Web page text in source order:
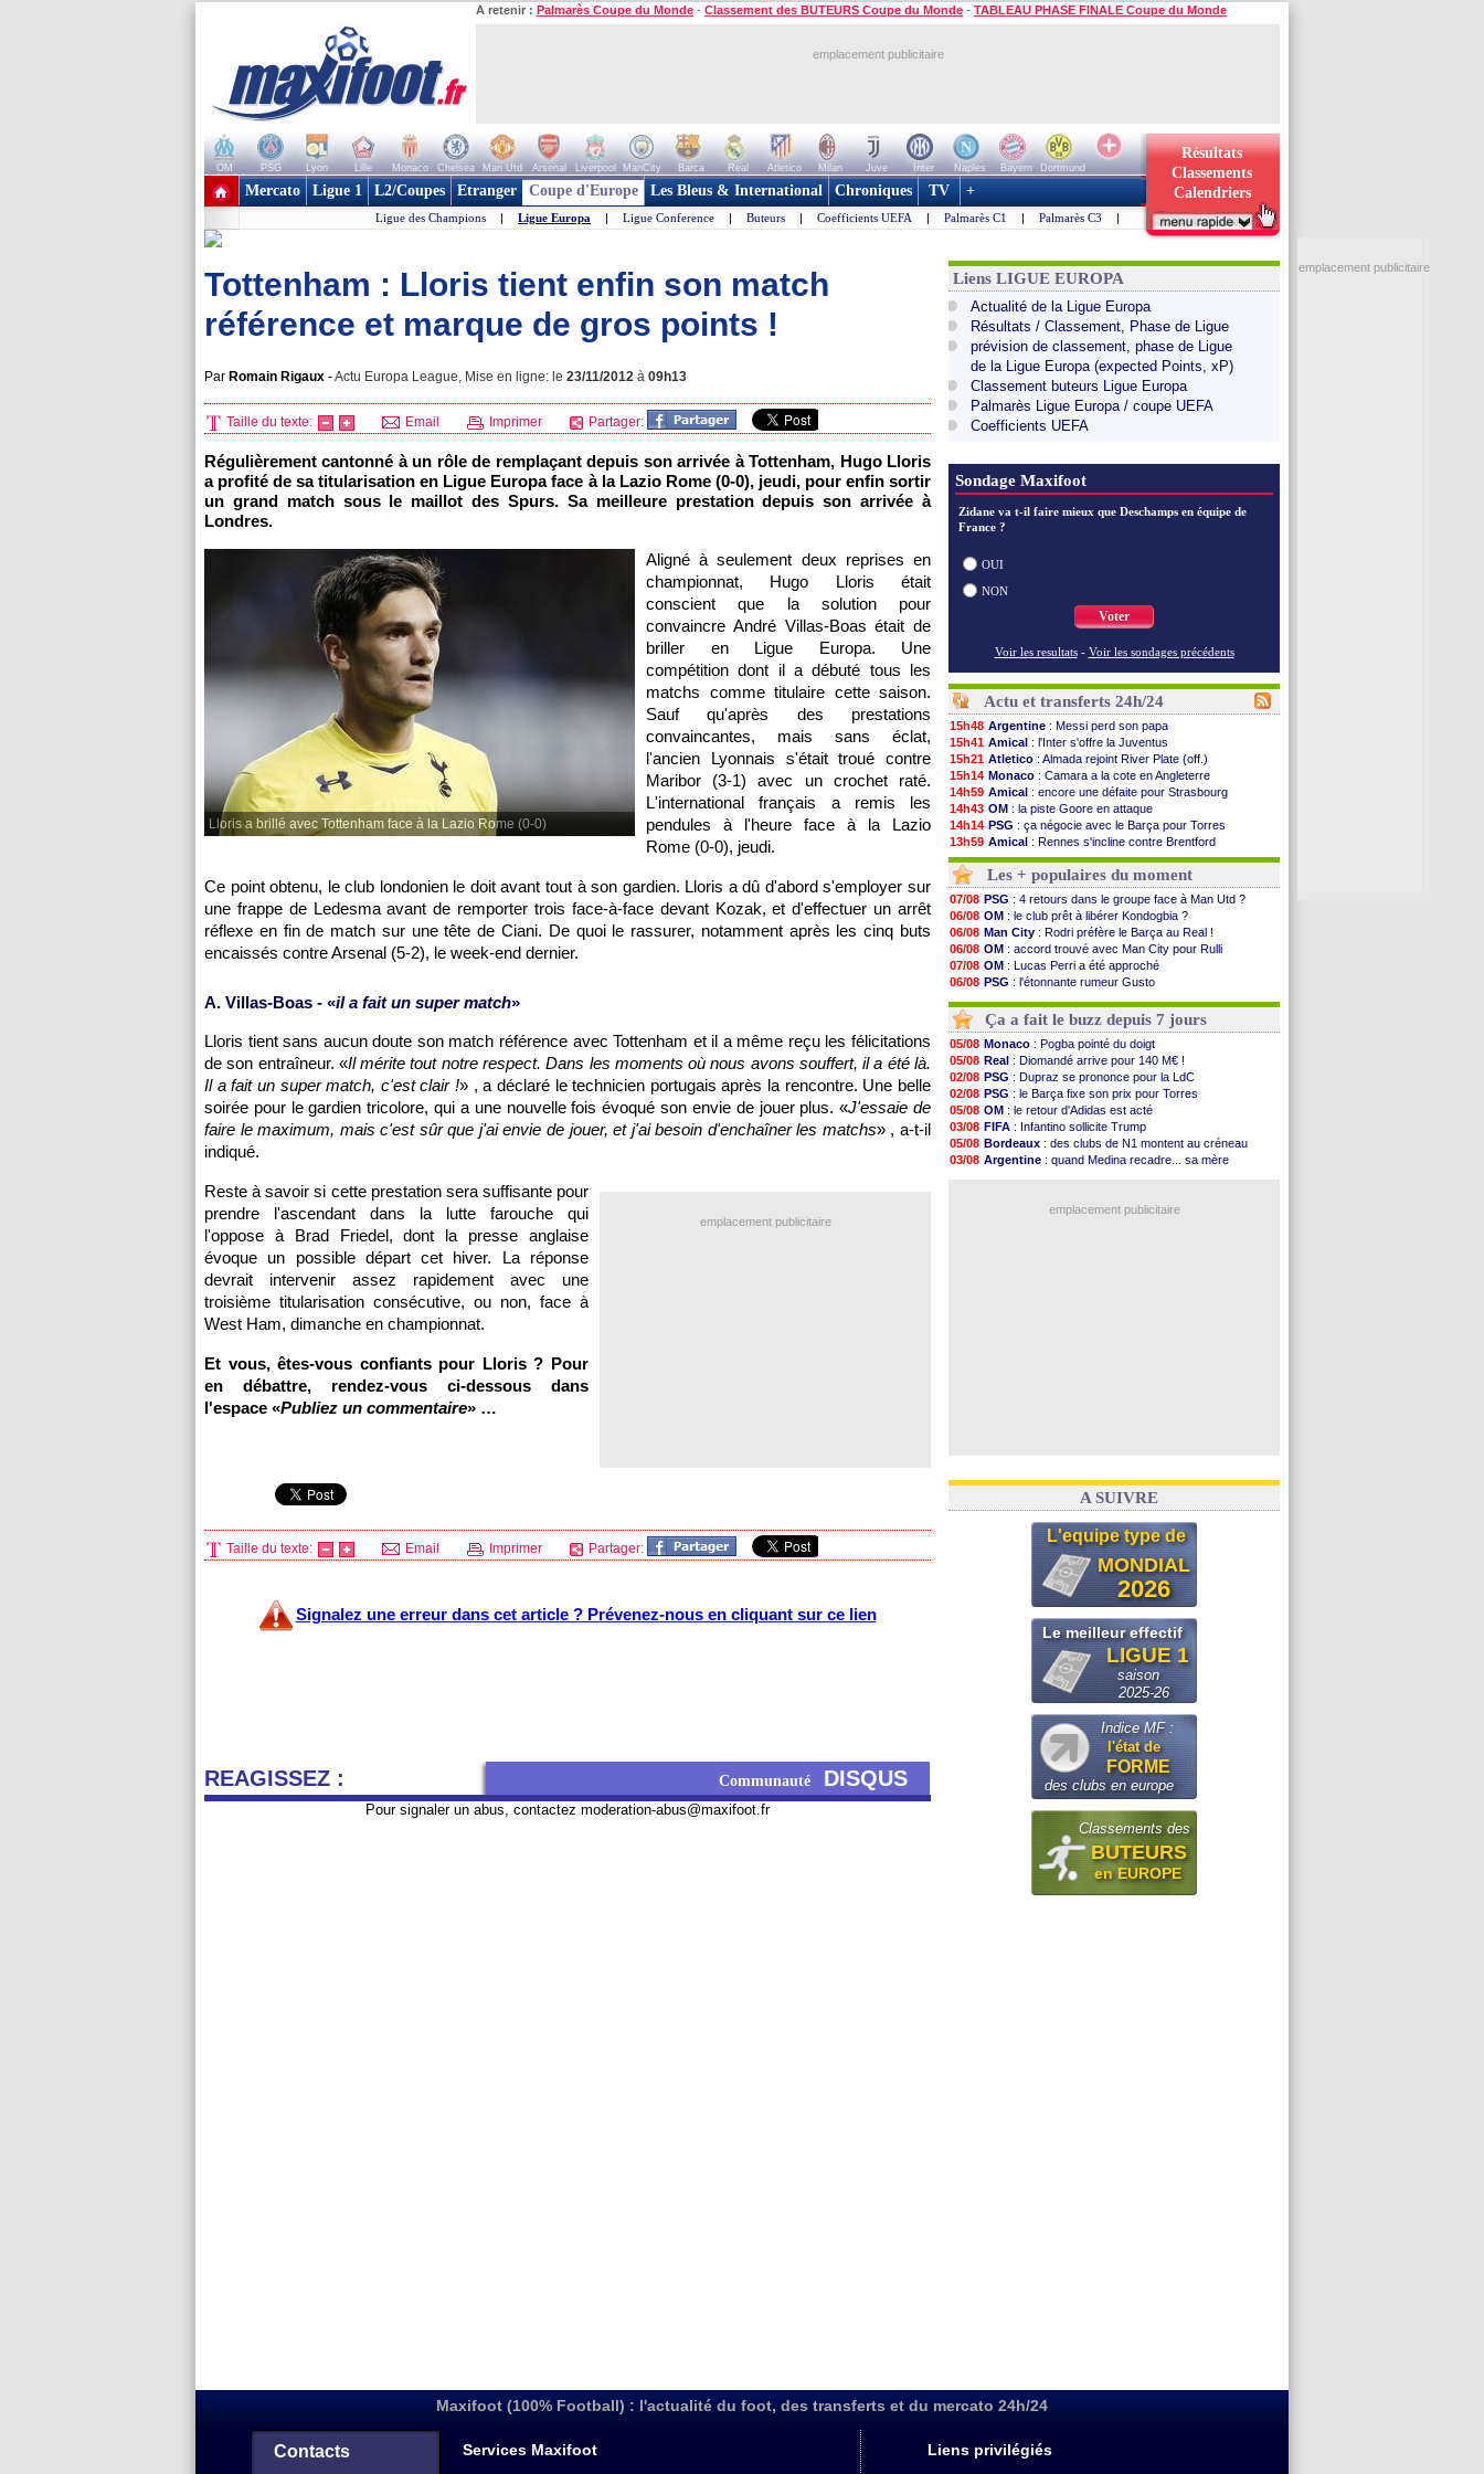
A retenir : Palmarès Coupe du Monde - Classement des BUTEURS Coupe du Monde - TABLEAU PHASE FINALE Coupe du Monde
emplacement publicitaire
OM PSG Lyon Lille Monaco Chelsea Man Utd Arsenal Liverpool ManCity Barca Real Atletico Milan Juve Inter Naples Bayern
Dortmund
+ de clubs
Résultats
Classements
Calendriers
Mercato Ligue 1 L2/Coupes Etranger Coupe d'Europe Les Bleus & International Chroniques TV +
Ligue des Champions | Ligue Europa | Ligue Conference | Buteurs | Coefficients UEFA | Palmarès C1 | Palmarès C3 |
Tottenham : Lloris tient enfin son match
référence et marque de gros points !
Par Romain Rigaux -Actu Europa League, Mise en ligne: le 23/11/2012 à 09h13
Taille du texte: Email Imprimer Partager:
Régulièrement cantonné à un rôle de remplaçant depuis son arrivée à Tottenham, Hugo Lloris
a profité de sa titularisation en Ligue Europa face à la Lazio Rome (0-0), jeudi, pour enfin sortir
un grand match sous le maillot des Spurs. Sa meilleure prestation depuis son arrivée à
Londres.
Lloris a brillé avec Tottenham face à la Lazio Rome (0-0)
Aligné à seulement deux reprises en
championnat, Hugo Lloris était
conscient que la solution pour
convaincre André Villas-Boas était de
briller en Ligue Europa. Une
compétition dont il a débuté tous les
matchs comme titulaire cette saison.
Sauf qu'après des prestations
convaincantes, mais sans éclat,
l'ancien Lyonnais s'était troué contre
Maribor (3-1) avec un crochet raté.
L'international français a remis les
pendules à l'heure face à la Lazio
Rome (0-0), jeudi.
Ce point obtenu, le club londonien le doit avant tout à son gardien. Lloris a dû d'abord s'employer sur
une frappe de Ledesma avant de remporter trois face-à-face devant Kozak, et d'effectuer un arrêt
réflexe en fin de match sur une tête de Ciani. De quoi le rassurer, notamment après les cinq buts
encaissés contre Arsenal (5-2), le week-end dernier.
A. Villas-Boas - «il a fait un super match»
Lloris tient sans aucun doute son match référence avec Tottenham et il a même reçu les félicitations
de son entraîneur. «Il mérite tout notre respect. Dans les moments où nous avons souffert, il a été là.
Il a fait un super match, c'est clair !» , a déclaré le technicien portugais après la rencontre. Une belle
soirée pour le gardien tricolore, qui a une nouvelle fois évoqué son envie de jouer plus. «J'essaie de
faire le maximum, mais c'est sûr que j'ai envie de jouer, et j'ai besoin d'enchaîner les matchs» , a-t-il
indiqué.
emplacement publicitaire
Reste à savoir si cette prestation sera suffisante pour
prendre l'ascendant dans la lutte farouche qui
l'oppose à Brad Friedel, dont la presse anglaise
évoque un possible départ cet hiver. La réponse
devrait intervenir assez rapidement avec une
troisième titularisation consécutive, ou non, face à
West Ham, dimanche en championnat.
Et vous, êtes-vous confiants pour Lloris ? Pour
en débattre, rendez-vous ci-dessous dans
l'espace «Publiez un commentaire» …
Taille du texte: Email Imprimer Partager:
Signalez une erreur dans cet article ? Prévenez-nous en cliquant sur ce lien
REAGISSEZ : Communauté DISQUS
Pour signaler un abus, contactez moderation-abus@maxifoot.fr
Liens LIGUE EUROPA
Actualité de la Ligue Europa
Résultats / Classement, Phase de Ligue
prévision de classement, phase de Ligue
de la Ligue Europa (expected Points, xP)
Classement buteurs Ligue Europa
Palmarès Ligue Europa / coupe UEFA
Coefficients UEFA
Sondage Maxifoot
Zidane va t-il faire mieux que Deschamps en équipe de
France ?
OUI
NON
Voter
Voir les resultats - Voir les sondages précédents
Actu et transferts 24h/24
15h48 Argentine : Messi perd son papa
15h41 Amical : l'Inter s'offre la Juventus
15h21 Atletico : Almada rejoint River Plate (off.)
15h14 Monaco : Camara a la cote en Angleterre
14h59 Amical : encore une défaite pour Strasbourg
14h43 OM : la piste Goore en attaque
14h14 PSG : ça négocie avec le Barça pour Torres
13h59 Amical : Rennes s'incline contre Brentford
13h55 Arsenal: c'est signé pour Guimaraes (officiel)
13h48
Amical : Le Mans concède un nul
13h30 Real: Mourinho durcit les règles
12h49
Amical : Toulouse s'incline lourdement
12h22
OM : Benatia et la "médiocrité" dans le club
12h00
Newcastle: Guimarães, le club se défend
11h46
L2 : la 1ère journée à suivre en DIRECT !
11h20
PSG: une deuxième offre pour Suzuki
10h49
PSG : le groupe pour le match face à Man Utd
10h32 OM: le jour où tout a basculé pour Benatia
10h10
Heracles: Reine-Adélaïde, le sort s'acharne...
09h49
Monaco : Mawissa a gravement blessé Uche
09h35
OM : accord avec la Real Sociedad pour Aguerd
09h08
Barça: Araujo va partir en prêt à Liverpool
08h54
OM : Côme pousse pour Gouiri
08h32
Man Utd: le groupe pour défier le PSG
Voir les brèves précédentes
Les + populaires du moment
07/08 PSG : 4 retours dans le groupe face à Man Utd ?
06/08 OM : le club prêt à libérer Kondogbia ?
06/08 Man City : Rodri préfère le Barça au Real !
06/08 OM : accord trouvé avec Man City pour Rulli
07/08 OM : Lucas Perri a été approché
06/08 PSG : l'étonnante rumeur Gusto
06/08
Ouganda: Owori battu à mort à Kampala
Ça a fait le buzz depuis 7 jours
05/08 Monaco : Pogba pointé du doigt
05/08 Real : Diomandé arrive pour 140 M€ !
02/08 PSG : Dupraz se prononce pour la LdC
02/08 PSG : le Barça fixe son prix pour Torres
05/08 OM : le retour d'Adidas est acté
03/08 FIFA : Infantino sollicite Trump
05/08 Bordeaux : des clubs de N1 montent au créneau
03/08 Argentine : quand Medina recadre... sa mère
emplacement publicitaire
A SUIVRE
L'equipe type de
MONDIAL
2026
Le meilleur effectif
LIGUE 1
saison
2025-26
Indice MF :
l'état de
FORME
des clubs en europe
Classements des
BUTEURS
en EUROPE
emplacement publicitaire
Maxifoot (100% Football) : l'actualité du foot, des transferts et du mercato 24h/24
Contacts Services Maxifoot Liens privilégiés